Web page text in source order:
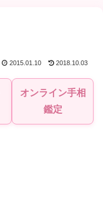
2015.01.10 2018.10.03
オンライン手相
鑑定